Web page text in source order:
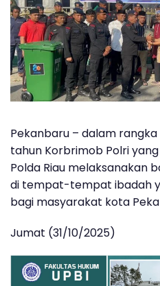
Pekanbaru – dalam
tahun Korbrimob Polri
Polda Riau melaksanakan
di tempat-tempat ibadah
bagi masyarakat kota
Jumat (31/10/2025)